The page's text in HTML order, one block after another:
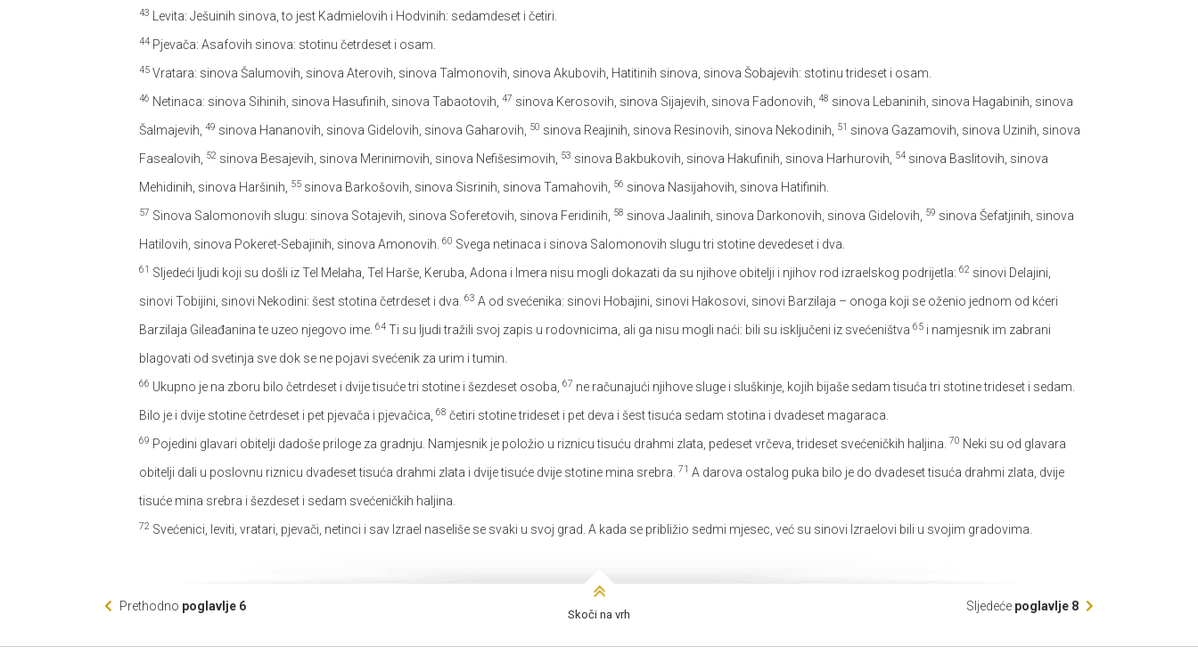
43 Levita: Ješuinih sinova, to jest Kadmielovih i Hodvinih: sedamdeset i četiri.
44 Pjevača: Asafovih sinova: stotinu četrdeset i osam.
45 Vratara: sinova Šalumovih, sinova Aterovih, sinova Talmonovih, sinova Akubovih, Hatitinih sinova, sinova Šobajevih: stotinu trideset i osam.
46 Netinaca: sinova Sihinih, sinova Hasufinih, sinova Tabaotovih, 47 sinova Kerosovih, sinova Sijajevih, sinova Fadonovih, 48 sinova Lebaninih, sinova Hagabinih, sinova
Šalmajevih, 49 sinova Hananovih, sinova Gidelovih, sinova Gaharovih, 50 sinova Reajinih, sinova Resinovih, sinova Nekodinih, 51 sinova Gazamovih, sinova Uzinih, sinova
Fasealovih,
52 sinova Besajevih, sinova Merinimovih, sinova Nefišesimovih, 53 sinova Bakbukovih, sinova Hakufinih, sinova Harhurovih, 54 sinova Baslitovih, sinova
Mehidinih, sinova Haršinih,
55 sinova Barkošovih, sinova Sisrinih, sinova Tamahovih, 56 sinova Nasijahovih, sinova Hatifinih.
57 Sinova Salomonovih slugu: sinova Sotajevih, sinova Soferetovih, sinova Feridinih, 58 sinova Jaalinih, sinova Darkonovih, sinova Gidelovih, 59 sinova Šefatjinih, sinova
Hatilovih, sinova Pokeret-Sebajinih, sinova Amonovih. 60 Svega netinaca i sinova Salomonovih slugu tri stotine devedeset i dva.
61 Sljedeći ljudi koji su došli iz Tel Melaha, Tel Harše, Keruba, Adona i Imera nisu mogli dokazati da su njihove obitelji i njihov rod izraelskog podrijetla: 62 sinovi Delajini,
sinovi Tobijini, sinovi Nekodini: šest stotina četrdeset i dva. 63 A od svećenika: sinovi Hobajini, sinovi Hakosovi, sinovi Barzilaja – onoga koji se oženio jednom od kćeri
Barzilaja Gileađanina te uzeo njegovo ime. 64 Ti su ljudi tražili svoj zapis u rodovnicima, ali ga nisu mogli naći: bili su isključeni iz svećeništva 65 i namjesnik im zabrani
blagovati od svetinja sve dok se ne pojavi svećenik za urim i tumin.
66 Ukupno je na zboru bilo četrdeset i dvije tisuće tri stotine i šezdeset osoba, 67 ne računajući njihove sluge i sluškinje, kojih bijaše sedam tisuća tri stotine trideset i sedam.
Bilo je i dvije stotine četrdeset i pet pjevača i pjevačica, 68 četiri stotine trideset i pet deva i šest tisuća sedam stotina i dvadeset magaraca.
69 Pojedini glavari obitelji dadoše priloge za gradnju. Namjesnik je položio u riznicu tisuću drahmi zlata, pedeset vrčeva, trideset svećeničkih haljina. 70 Neki su od glavara
obitelji dali u poslovnu riznicu dvadeset tisuća drahmi zlata i dvije tisuće dvije stotine mina srebra. 71 A darova ostalog puka bilo je do dvadeset tisuća drahmi zlata, dvije
tisuće mina srebra i šezdeset i sedam svećeničkih haljina.
72 Svećenici, leviti, vratari, pjevači, netinci i sav Izrael naseliše se svaki u svoj grad. A kada se približio sedmi mjesec, već su sinovi Izraelovi bili u svojim gradovima.
Prethodno poglavlje 6
Skoči na vrh
Sljedeće poglavlje 8